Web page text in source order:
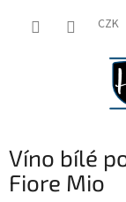
CZK
Víno bílé
Fiore Mio